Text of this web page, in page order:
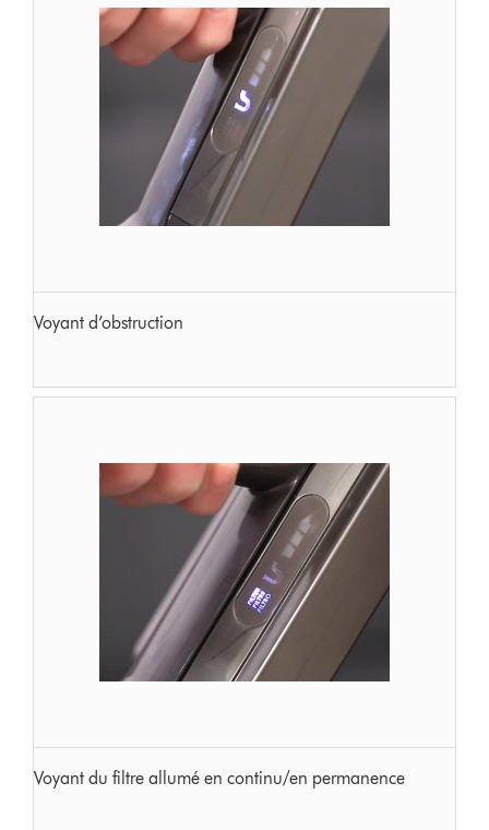
Voyant d’obstruction
Voyant du filtre allumé en continu/en permanence